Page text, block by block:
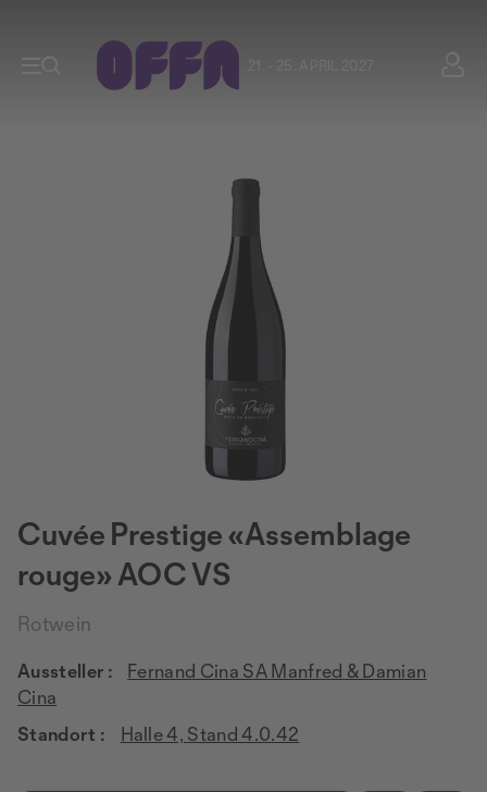
Cuvée Prestige «Assemblage
rouge» AOC VS
Rotwein
Aussteller :
Fernand Cina SA Manfred & Damian
Cina
Standort :
Halle 4, Stand 4.0.42